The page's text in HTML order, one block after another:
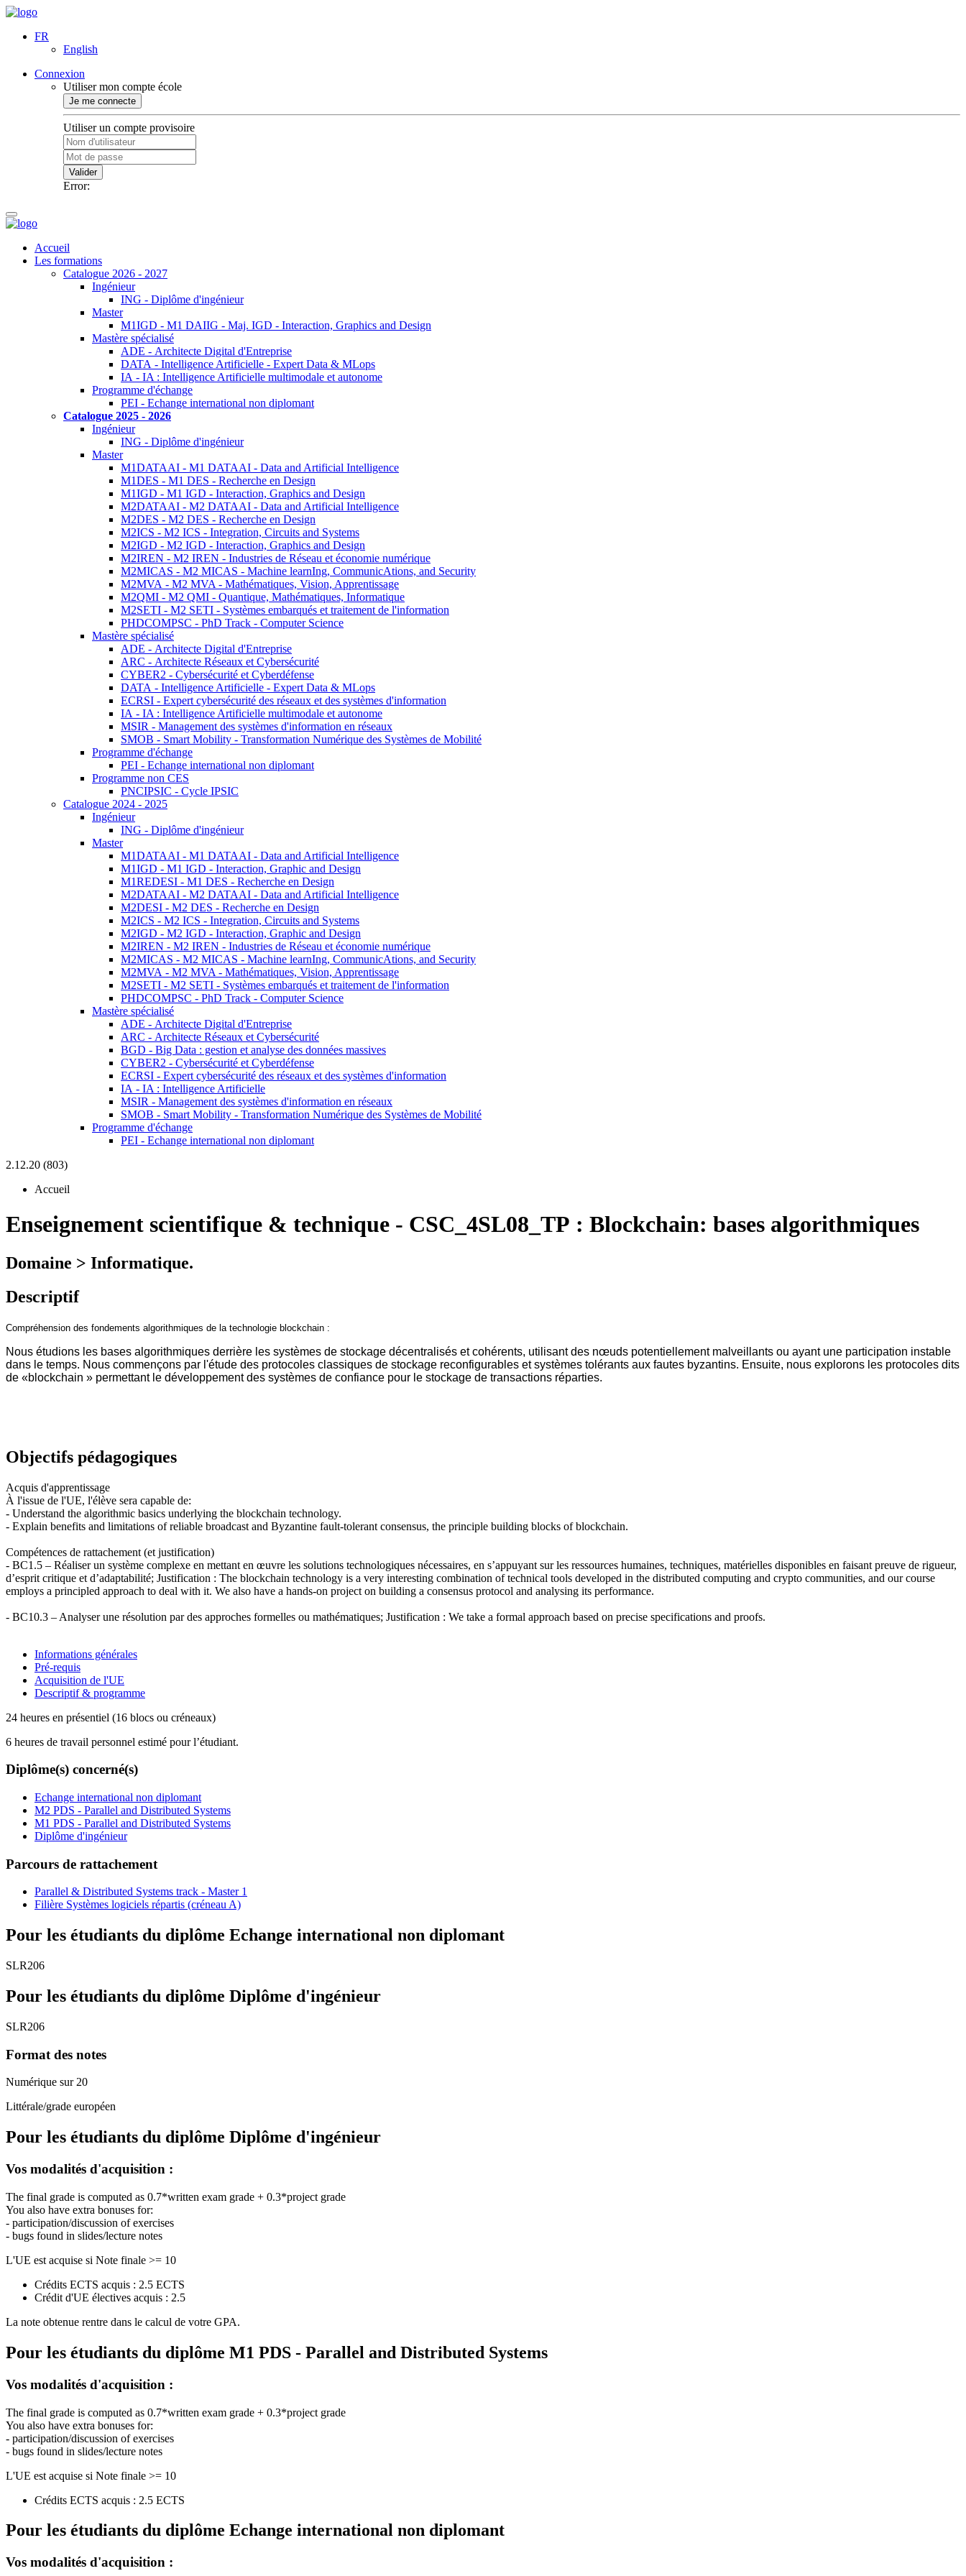
FR
English
Connexion
Utiliser mon compte école
Je me connecte
Utiliser un compte provisoire
Valider
Error:
Accueil
Les formations
Catalogue 2026 - 2027
Ingénieur
ING - Diplôme d'ingénieur
Master
M1IGD - M1 DAIIG - Maj. IGD - Interaction, Graphics and Design
Mastère spécialisé
ADE - Architecte Digital d'Entreprise
DATA - Intelligence Artificielle - Expert Data & MLops
IA - IA : Intelligence Artificielle multimodale et autonome
Programme d'échange
PEI - Echange international non diplomant
Catalogue 2025 - 2026
Ingénieur
ING - Diplôme d'ingénieur
Master
M1DATAAI - M1 DATAAI - Data and Artificial Intelligence
M1DES - M1 DES - Recherche en Design
M1IGD - M1 IGD - Interaction, Graphics and Design
M2DATAAI - M2 DATAAI - Data and Artificial Intelligence
M2DES - M2 DES - Recherche en Design
M2ICS - M2 ICS - Integration, Circuits and Systems
M2IGD - M2 IGD - Interaction, Graphics and Design
M2IREN - M2 IREN - Industries de Réseau et économie numérique
M2MICAS - M2 MICAS - Machine learnIng, CommunicAtions, and Security
M2MVA - M2 MVA - Mathématiques, Vision, Apprentissage
M2QMI - M2 QMI - Quantique, Mathématiques, Informatique
M2SETI - M2 SETI - Systèmes embarqués et traitement de l'information
PHDCOMPSC - PhD Track - Computer Science
Mastère spécialisé
ADE - Architecte Digital d'Entreprise
ARC - Architecte Réseaux et Cybersécurité
CYBER2 - Cybersécurité et Cyberdéfense
DATA - Intelligence Artificielle - Expert Data & MLops
ECRSI - Expert cybersécurité des réseaux et des systèmes d'information
IA - IA : Intelligence Artificielle multimodale et autonome
MSIR - Management des systèmes d'information en réseaux
SMOB - Smart Mobility - Transformation Numérique des Systèmes de Mobilité
Programme d'échange
PEI - Echange international non diplomant
Programme non CES
PNCIPSIC - Cycle IPSIC
Catalogue 2024 - 2025
Ingénieur
ING - Diplôme d'ingénieur
Master
M1DATAAI - M1 DATAAI - Data and Artificial Intelligence
M1IGD - M1 IGD - Interaction, Graphic and Design
M1REDESI - M1 DES - Recherche en Design
M2DATAAI - M2 DATAAI - Data and Artificial Intelligence
M2DESI - M2 DES - Recherche en Design
M2ICS - M2 ICS - Integration, Circuits and Systems
M2IGD - M2 IGD - Interaction, Graphic and Design
M2IREN - M2 IREN - Industries de Réseau et économie numérique
M2MICAS - M2 MICAS - Machine learnIng, CommunicAtions, and Security
M2MVA - M2 MVA - Mathématiques, Vision, Apprentissage
M2SETI - M2 SETI - Systèmes embarqués et traitement de l'information
PHDCOMPSC - PhD Track - Computer Science
Mastère spécialisé
ADE - Architecte Digital d'Entreprise
ARC - Architecte Réseaux et Cybersécurité
BGD - Big Data : gestion et analyse des données massives
CYBER2 - Cybersécurité et Cyberdéfense
ECRSI - Expert cybersécurité des réseaux et des systèmes d'information
IA - IA : Intelligence Artificielle
MSIR - Management des systèmes d'information en réseaux
SMOB - Smart Mobility - Transformation Numérique des Systèmes de Mobilité
Programme d'échange
PEI - Echange international non diplomant
2.12.20 (803)
Accueil
Enseignement scientifique & technique - CSC_4SL08_TP : Blockchain: bases algorithmiques
Domaine > Informatique.
Descriptif
Compréhension des fondements algorithmiques de la technologie blockchain :
Nous étudions les bases algorithmiques derrière les systèmes de stockage décentralisés et cohérents, utilisant des nœuds potentiellement malveillants ou ayant une participation instable
dans le temps. Nous commençons par l'étude des protocoles classiques de stockage reconfigurables et systèmes tolérants aux fautes byzantins. Ensuite, nous explorons les protocoles dits
de «blockchain » permettant le développement des systèmes de confiance pour le stockage de transactions réparties.
Objectifs pédagogiques
Acquis d'apprentissage
À l'issue de l'UE, l'élève sera capable de:
- Understand the algorithmic basics underlying the blockchain technology.
- Explain benefits and limitations of reliable broadcast and Byzantine fault-tolerant consensus, the principle building blocks of blockchain.
Compétences de rattachement (et justification)
- BC1.5 – Réaliser un système complexe en mettant en œuvre les solutions technologiques nécessaires, en s’appuyant sur les ressources humaines, techniques, matérielles disponibles en faisant preuve de rigueur,
d’esprit critique et d’adaptabilité; Justification : The blockchain technology is a very interesting combination of technical tools developed in the distributed computing and crypto communities, and our course
employs a principled approach to deal with it. We also have a hands-on project on building a consensus protocol and analysing its performance.
- BC10.3 – Analyser une résolution par des approches formelles ou mathématiques; Justification : We take a formal approach based on precise specifications and proofs.
Informations générales
Pré-requis
Acquisition de l'UE
Descriptif & programme
24 heures en présentiel (16 blocs ou créneaux)
6 heures de travail personnel estimé pour l’étudiant.
Diplôme(s) concerné(s)
Echange international non diplomant
M2 PDS - Parallel and Distributed Systems
M1 PDS - Parallel and Distributed Systems
Diplôme d'ingénieur
Parcours de rattachement
Parallel & Distributed Systems track - Master 1
Filière Systèmes logiciels répartis (créneau A)
Pour les étudiants du diplôme Echange international non diplomant
SLR206
Pour les étudiants du diplôme Diplôme d'ingénieur
SLR206
Format des notes
Numérique sur 20
Littérale/grade européen
Pour les étudiants du diplôme Diplôme d'ingénieur
Vos modalités d'acquisition :
The final grade is computed as 0.7*written exam grade + 0.3*project grade
You also have extra bonuses for:
- participation/discussion of exercises
- bugs found in slides/lecture notes
L'UE est acquise si Note finale >= 10
Crédits ECTS acquis : 2.5 ECTS
Crédit d'UE électives acquis : 2.5
La note obtenue rentre dans le calcul de votre GPA.
Pour les étudiants du diplôme M1 PDS - Parallel and Distributed Systems
Vos modalités d'acquisition :
The final grade is computed as 0.7*written exam grade + 0.3*project grade
You also have extra bonuses for:
- participation/discussion of exercises
- bugs found in slides/lecture notes
L'UE est acquise si Note finale >= 10
Crédits ECTS acquis : 2.5 ECTS
Pour les étudiants du diplôme Echange international non diplomant
Vos modalités d'acquisition :